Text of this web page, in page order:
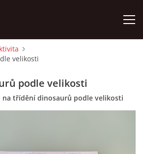
UMĚNÍ
velikosti
podle velikosti
třídění dinosaurů podle velikosti